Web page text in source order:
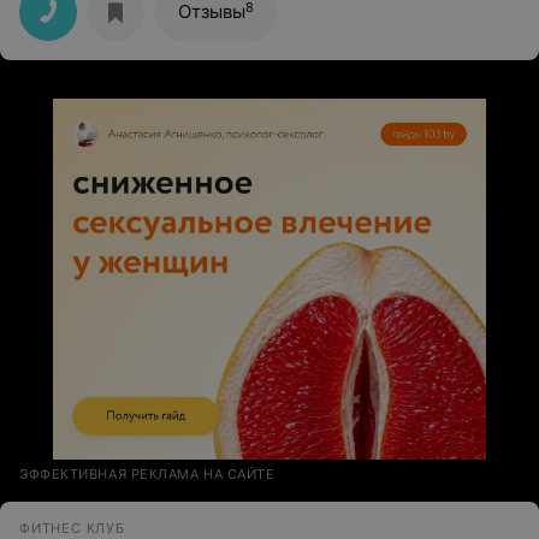
Ещё не было ни разу, чтобы занятие повторилось.
Спасибо! Рекомендую каждой прийти хотя бы на
пробное занятие и сделать вывод для себя!
Отзывы8
ЭФФЕКТИВНАЯ РЕКЛАМА НА САЙТЕ
ФИТНЕС КЛУБ